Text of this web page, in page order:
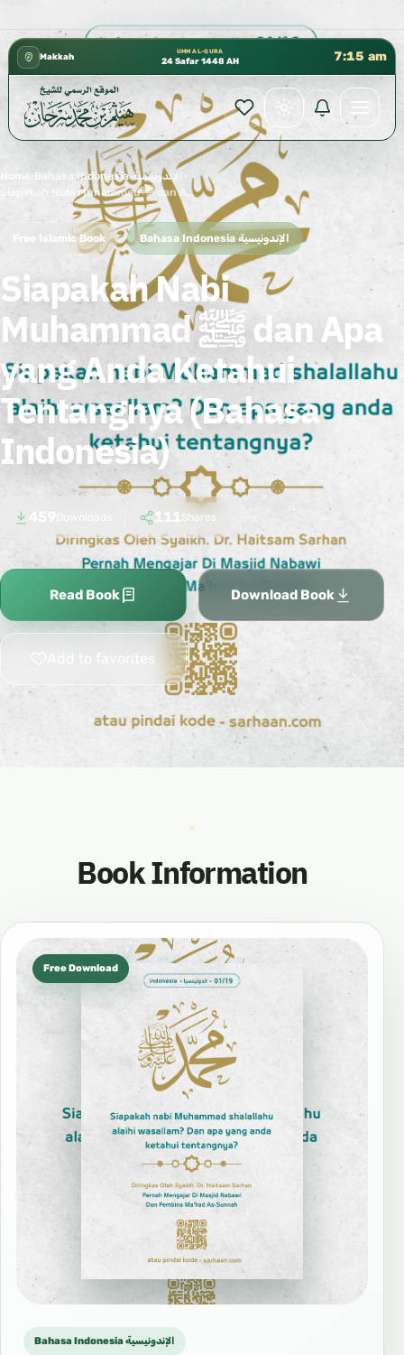
Makkah
UMM AL-QURA
24 Safar 1448 AH 7:15 am
Home › Bahasa Indonesia الإندونيسية
Siapakah Nabi Muhammad ﷺ dan Apa yang Anda Ketahui Tentangnya (Bahasa Indonesia)
Free Islamic Book Bahasa Indonesia الإندونيسية
Siapakah Nabi
Muhammad ﷺ dan Apa
yang Anda Ketahui
Tentangnya (Bahasa
Indonesia)
111Shares
Read Book Download Book
Add to favorites
Book Information
Free Download
Bahasa Indonesia الإندونيسية